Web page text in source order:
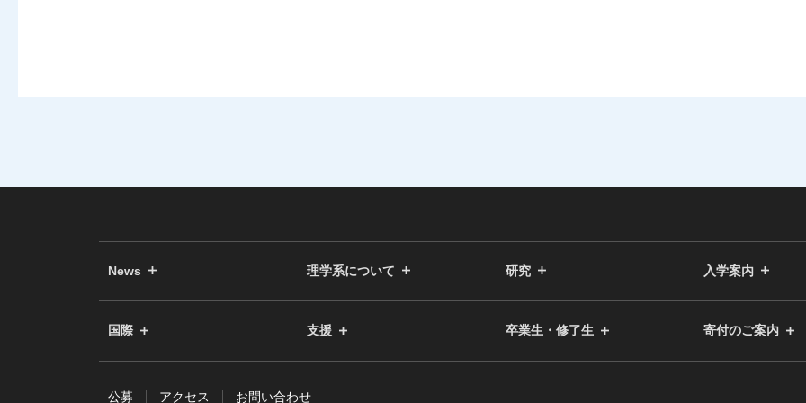
News 理学系について 研究 入学案内
国際 支援 卒業生・修了生 寄付のご案内
公募 アクセス お問い合わせ